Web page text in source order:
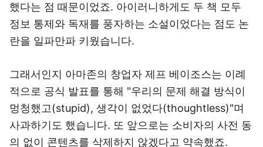
했다는 점 때문이었죠. 아이러니하게도 두 책 모두
정보 통제와 독재를 풍자하는 소설이었다는 점도 논
란을 일파만파 키웠습니다.
그래서인지 아마존의 창업자 제프 베이조스는 이례
적으로 공식 발표를 통해 "우리의 문제 해결 방식이
멍청했고(stupid), 생각이 없었다(thoughtless)"며
사과하기도 했습니다. 또 앞으로는 소비자의 사전 동
의 없이 콘텐츠를 삭제하지 않겠다고 약속했죠.